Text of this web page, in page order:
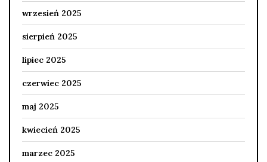
wrzesień 2025
sierpień 2025
lipiec 2025
czerwiec 2025
maj 2025
kwiecień 2025
marzec 2025